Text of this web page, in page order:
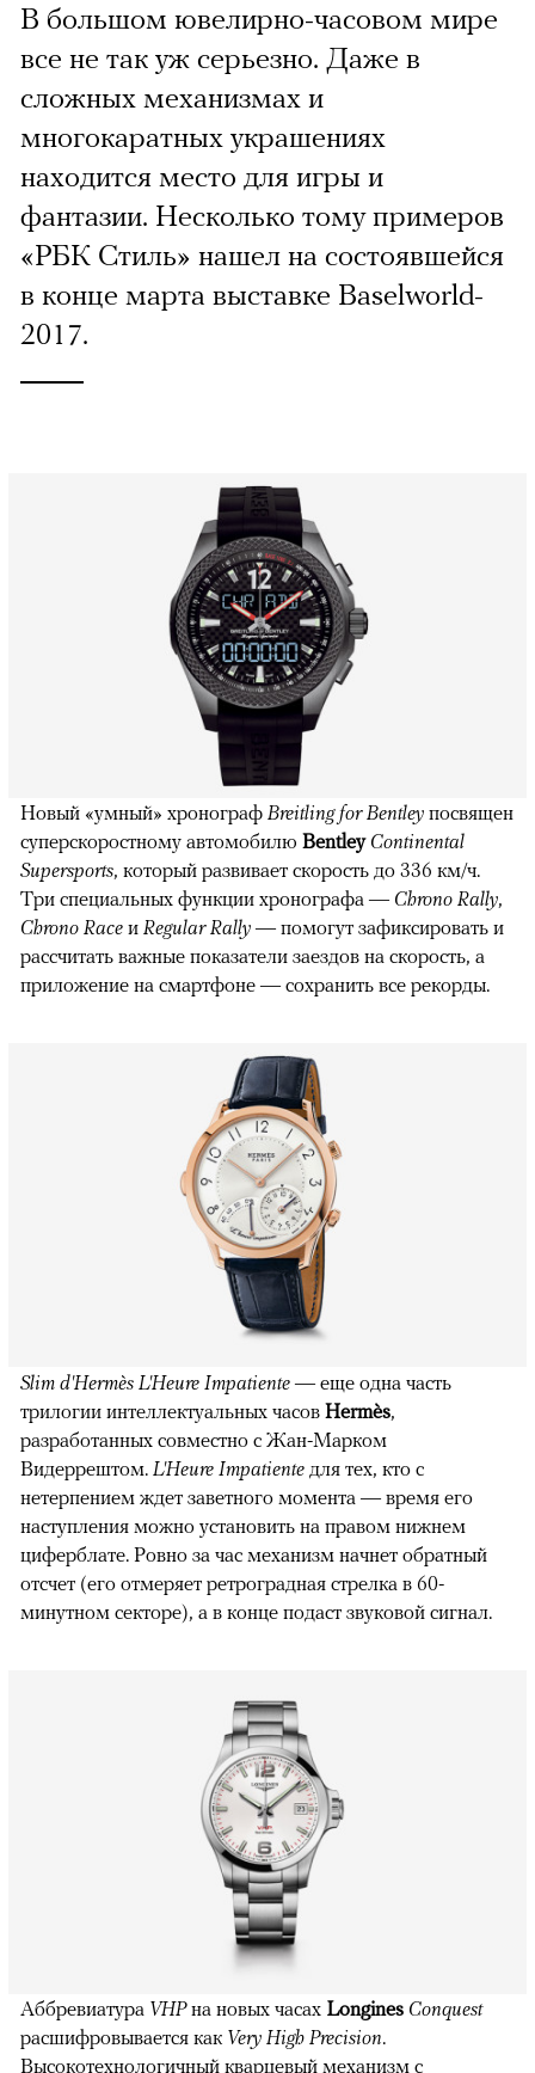
В большом ювелирно-часовом мире
все не так уж серьезно. Даже в
сложных механизмах и
многокаратных украшениях
находится место для игры и
фантазии. Несколько тому примеров
«РБК Стиль» нашел на состоявшейся
в конце марта выставке Baselworld-
2017.
Новый «умный» хронограф Breitling for Bentley посвящен
суперскоростному автомобилю Bentley Continental
Supersports, который развивает скорость до 336 км/ч.
Три специальных функции хронографа — Chrono Rally,
Chrono Race и Regular Rally — помогут зафиксировать и
рассчитать важные показатели заездов на скорость, а
приложение на смартфоне — сохранить все рекорды.
Slim d'Hermès L'Heure Impatiente — еще одна часть
трилогии интеллектуальных часов Hermès,
разработанных совместно с Жан-Марком
Видеррештом. L'Heure Impatiente для тех, кто с
нетерпением ждет заветного момента — время его
наступления можно установить на правом нижнем
циферблате. Ровно за час механизм начнет обратный
отсчет (его отмеряет ретроградная стрелка в 60-
минутном секторе), а в конце подаст звуковой сигнал.
Аббревиатура VHPна новых часах Longines Conquest
расшифровывается как Very High Precision.
Высокотехнологичный кварцевый механизм с